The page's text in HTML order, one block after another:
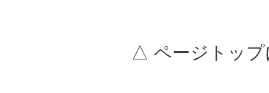
△ ページトップ